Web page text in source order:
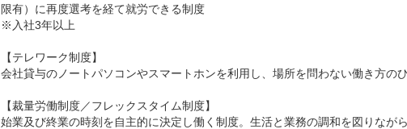
限有）に再度選考を経て就労できる制度
※入社3年以上
【テレワーク制度】
会社貸与のノートパソコンやスマートホンを利用し、場所を問わない働き方の
【裁量労働制度／フレックスタイム制度】
始業及び終業の時刻を自主的に決定し働く制度。生活と業務の調和を図りなが